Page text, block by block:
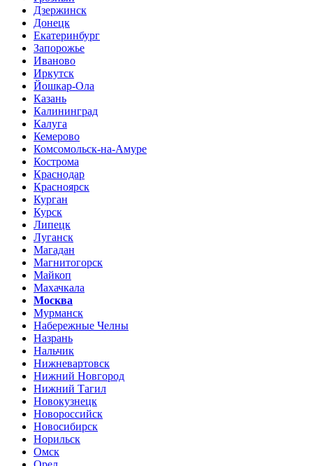
Дзержинск
Донецк
Екатеринбург
Запорожье
Иваново
Иркутск
Йошкар-Ола
Казань
Калининград
Калуга
Кемерово
Комсомольск-на-Амуре
Кострома
Краснодар
Красноярск
Курган
Курск
Липецк
Луганск
Магадан
Магнитогорск
Майкоп
Махачкала
Москва
Мурманск
Набережные Челны
Назрань
Нальчик
Нижневартовск
Нижний Новгород
Нижний Тагил
Новокузнецк
Новороссийск
Новосибирск
Норильск
Омск